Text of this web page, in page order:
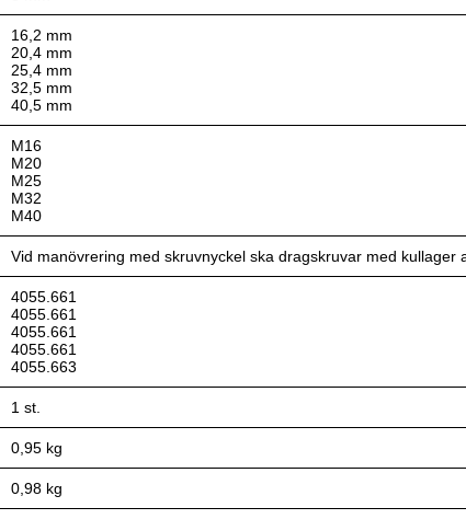
16,2 mm
20,4 mm
25,4 mm
32,5 mm
40,5 mm
M16
M20
M25
M32
M40
Vid manövrering med skruvnyckel ska dragskruvar med kullager
4055.661
4055.661
4055.661
4055.661
4055.663
1 st.
0,95 kg
0,98 kg